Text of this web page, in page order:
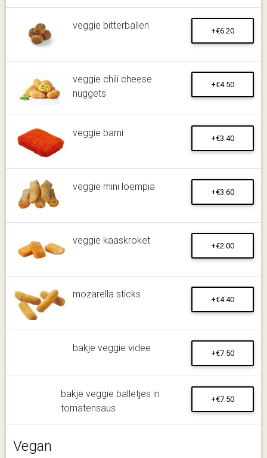
veggie bitterballen +€6.20
veggie chili cheese
nuggets
+€4.50
veggie bami +€3.40
veggie mini loempia +€3.60
veggie kaaskroket +€2.00
mozarella sticks +€4.40
bakje veggie videe +€7.50
bakje veggie balletjes in
tomatensaus
+€7.50
Vegan